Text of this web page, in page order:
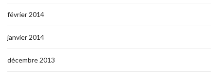
février 2014
janvier 2014
décembre 2013